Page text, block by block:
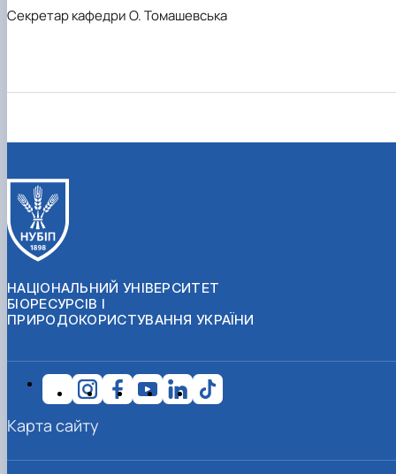
Секретар кафедри О. Томашевська
НАЦІОНАЛЬНИЙ УНІВЕРСИТЕТ
БІОРЕСУРСІВ І
ПРИРОДОКОРИСТУВАННЯ УКРАЇНИ
Карта сайту